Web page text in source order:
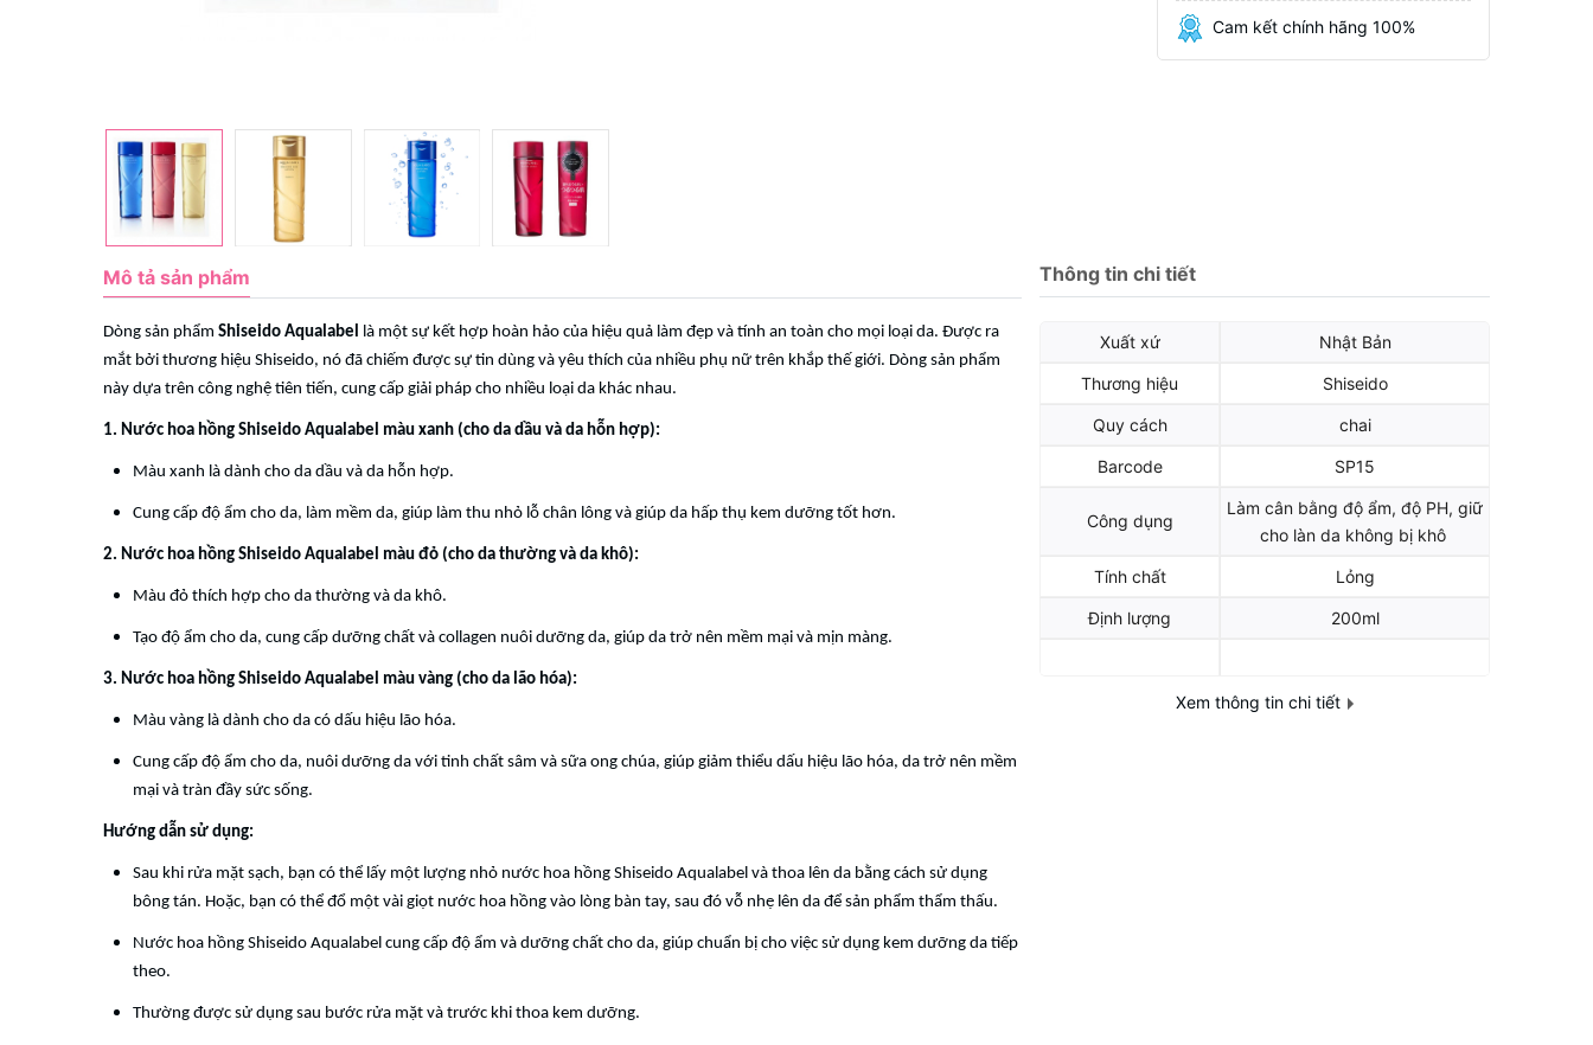
Cam kết chính hãng 100%
Mô tả sản phẩm
Dòng sản phẩm Shiseido Aqualabel là một sự kết hợp hoàn hảo của hiệu quả làm đẹp và tính an toàn cho mọi loại da. Được ra
mắt bởi thương hiệu Shiseido, nó đã chiếm được sự tin dùng và yêu thích của nhiều phụ nữ trên khắp thế giới. Dòng sản phẩm
này dựa trên công nghệ tiên tiến, cung cấp giải pháp cho nhiều loại da khác nhau.
1. Nước hoa hồng Shiseido Aqualabel màu xanh (cho da dầu và da hỗn hợp):
Màu xanh là dành cho da dầu và da hỗn hợp.
Cung cấp độ ẩm cho da, làm mềm da, giúp làm thu nhỏ lỗ chân lông và giúp da hấp thụ kem dưỡng tốt hơn.
2. Nước hoa hồng Shiseido Aqualabel màu đỏ (cho da thường và da khô):
Màu đỏ thích hợp cho da thường và da khô.
Tạo độ ẩm cho da, cung cấp dưỡng chất và collagen nuôi dưỡng da, giúp da trở nên mềm mại và mịn màng.
3. Nước hoa hồng Shiseido Aqualabel màu vàng (cho da lão hóa):
Màu vàng là dành cho da có dấu hiệu lão hóa.
Cung cấp độ ẩm cho da, nuôi dưỡng da với tinh chất sâm và sữa ong chúa, giúp giảm thiểu dấu hiệu lão hóa, da trở nên mềm
mại và tràn đầy sức sống.
Hướng dẫn sử dụng:
Sau khi rửa mặt sạch, bạn có thể lấy một lượng nhỏ nước hoa hồng Shiseido Aqualabel và thoa lên da bằng cách sử dụng
bông tán. Hoặc, bạn có thể đổ một vài giọt nước hoa hồng vào lòng bàn tay, sau đó vỗ nhẹ lên da để sản phẩm thẩm thấu.
Nước hoa hồng Shiseido Aqualabel cung cấp độ ẩm và dưỡng chất cho da, giúp chuẩn bị cho việc sử dụng kem dưỡng da tiếp
theo.
Thường được sử dụng sau bước rửa mặt và trước khi thoa kem dưỡng.
Thông tin chi tiết
Xuất xứ Nhật Bản
Thương hiệu Shiseido
Quy cách chai
Barcode SP15
Công dụng
Làm cân bằng độ ẩm, độ PH, giữ
cho làn da không bị khô
Tính chất Lỏng
Định lượng 200ml
Xem thông tin chi tiết